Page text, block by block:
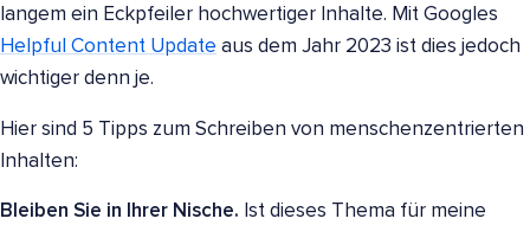
langem ein Eckpfeiler hochwertiger Inhalte. Mit Googles
Helpful Content Update aus dem Jahr 2023 ist dies jedoch
wichtiger denn je.
Hier sind 5 Tipps zum Schreiben von menschenzentrierten
Inhalten:
Bleiben Sie in Ihrer Nische. Ist dieses Thema für meine